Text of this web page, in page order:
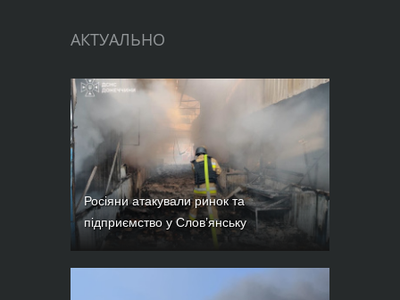
АКТУАЛЬНО
Росіяни атакували ринок та
підприємство у Слов’янську